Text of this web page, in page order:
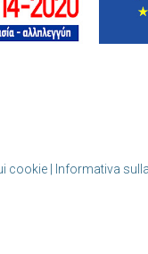
cookie | Informativa